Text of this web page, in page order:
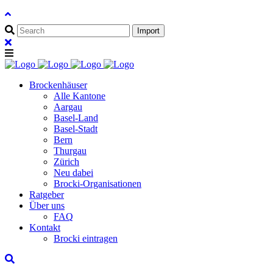
Brockenhäuser
Alle Kantone
Aargau
Basel-Land
Basel-Stadt
Bern
Thurgau
Zürich
Neu dabei
Brocki-Organisationen
Ratgeber
Über uns
FAQ
Kontakt
Brocki eintragen